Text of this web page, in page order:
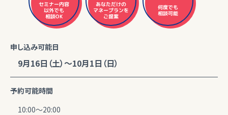
セミナー内容
以外でも
相談OK
あなただけの
マネープランを
ご提案
何度でも
相談可能
申し込み可能日
9月16日（土）～10月1日（日）
予約可能時間
10:00～20:00